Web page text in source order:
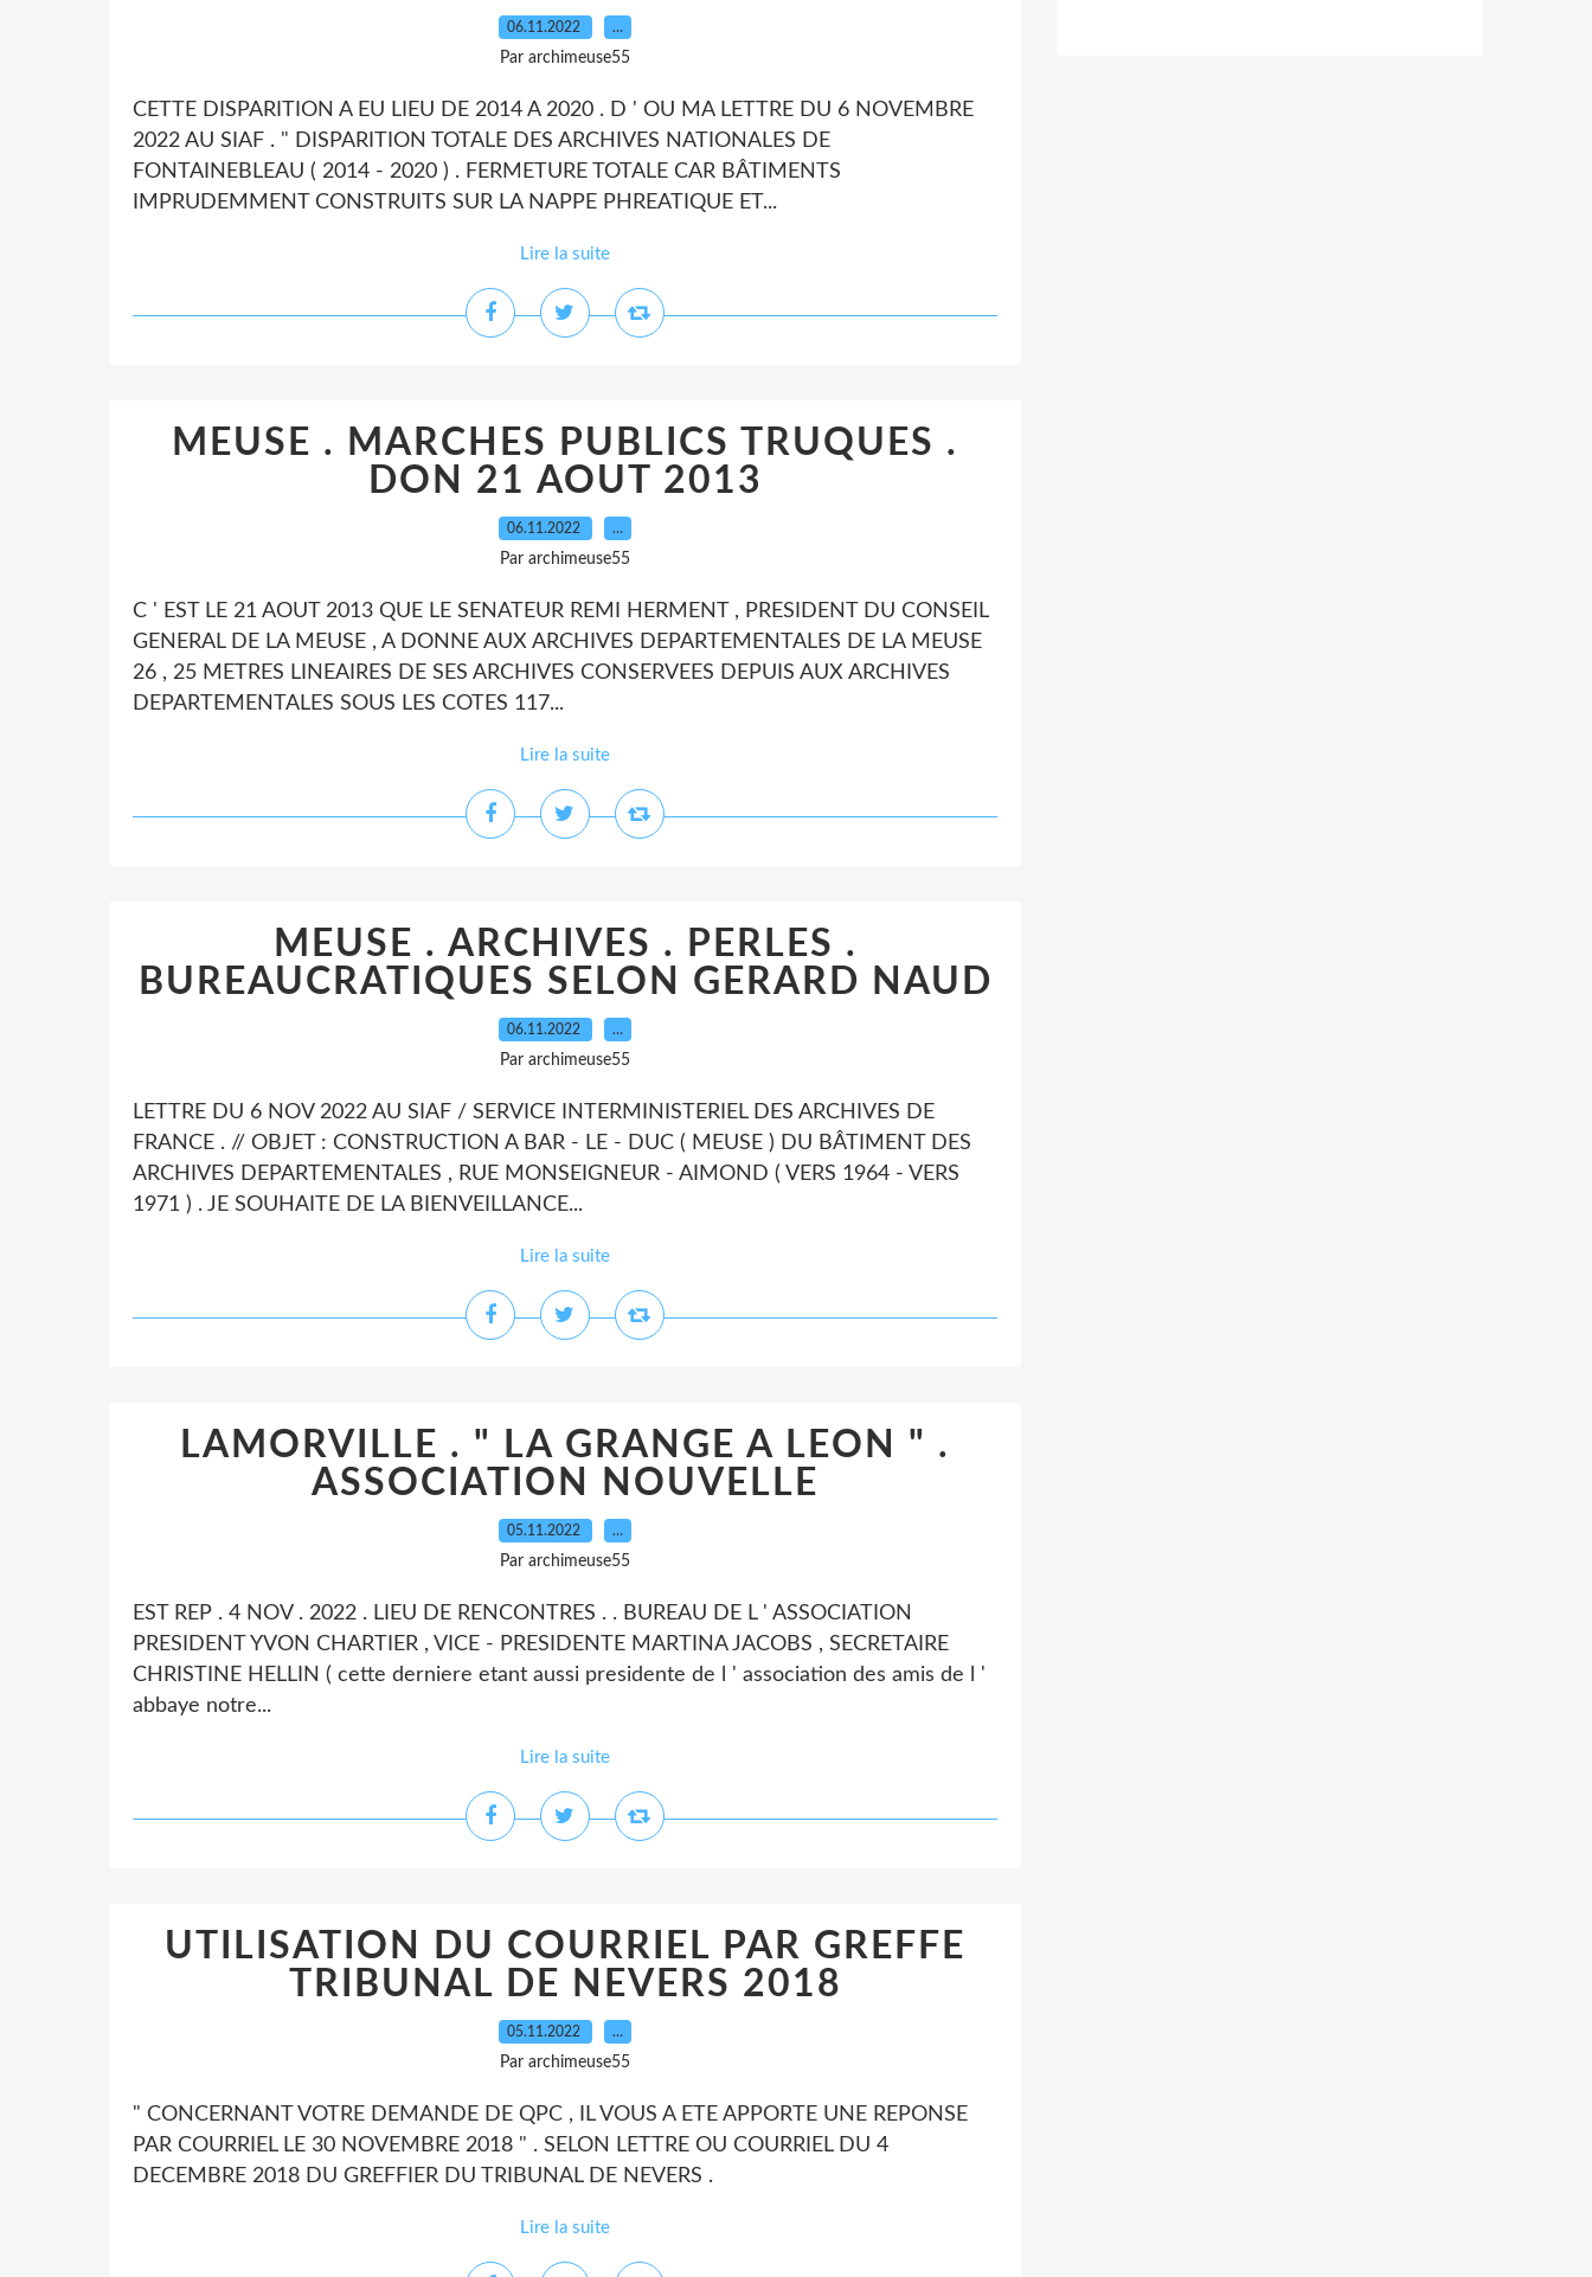
06.11.2022 …
Par archimeuse55
CETTE DISPARITION A EU LIEU DE 2014 A 2020 . D ' OU MA LETTRE DU 6 NOVEMBRE
2022 AU SIAF . " DISPARITION TOTALE DES ARCHIVES NATIONALES DE
FONTAINEBLEAU ( 2014 - 2020 ) . FERMETURE TOTALE CAR BÂTIMENTS
IMPRUDEMMENT CONSTRUITS SUR LA NAPPE PHREATIQUE ET...
Lire la suite
MEUSE . MARCHES PUBLICS TRUQUES .
DON 21 AOUT 2013
06.11.2022 …
Par archimeuse55
C ' EST LE 21 AOUT 2013 QUE LE SENATEUR REMI HERMENT , PRESIDENT DU CONSEIL
GENERAL DE LA MEUSE , A DONNE AUX ARCHIVES DEPARTEMENTALES DE LA MEUSE
26 , 25 METRES LINEAIRES DE SES ARCHIVES CONSERVEES DEPUIS AUX ARCHIVES
DEPARTEMENTALES SOUS LES COTES 117...
Lire la suite
MEUSE . ARCHIVES . PERLES .
BUREAUCRATIQUES SELON GERARD NAUD
06.11.2022 …
Par archimeuse55
LETTRE DU 6 NOV 2022 AU SIAF / SERVICE INTERMINISTERIEL DES ARCHIVES DE
FRANCE . // OBJET : CONSTRUCTION A BAR - LE - DUC ( MEUSE ) DU BÂTIMENT DES
ARCHIVES DEPARTEMENTALES , RUE MONSEIGNEUR - AIMOND ( VERS 1964 - VERS
1971 ) . JE SOUHAITE DE LA BIENVEILLANCE...
Lire la suite
LAMORVILLE . " LA GRANGE A LEON " .
ASSOCIATION NOUVELLE
05.11.2022 …
Par archimeuse55
EST REP . 4 NOV . 2022 . LIEU DE RENCONTRES . . BUREAU DE L ' ASSOCIATION
PRESIDENT YVON CHARTIER , VICE - PRESIDENTE MARTINA JACOBS , SECRETAIRE
CHRISTINE HELLIN ( cette derniere etant aussi presidente de l ' association des amis de l '
abbaye notre...
Lire la suite
UTILISATION DU COURRIEL PAR GREFFE
TRIBUNAL DE NEVERS 2018
05.11.2022 …
Par archimeuse55
" CONCERNANT VOTRE DEMANDE DE QPC , IL VOUS A ETE APPORTE UNE REPONSE
PAR COURRIEL LE 30 NOVEMBRE 2018 " . SELON LETTRE OU COURRIEL DU 4
DECEMBRE 2018 DU GREFFIER DU TRIBUNAL DE NEVERS .
Lire la suite